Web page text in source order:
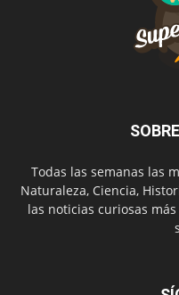
Todas las semanas las
Naturaleza, Ciencia,
las noticias curiosas